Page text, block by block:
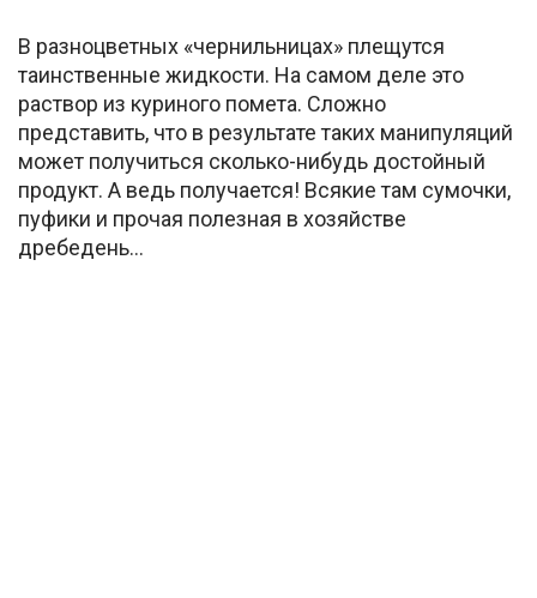
В разноцветных «чернильницах» плещутся
таинственные жидкости. На самом деле это
раствор из куриного помета. Сложно
представить, что в результате таких манипуляций
может получиться сколько-нибудь достойный
продукт. А ведь получается! Всякие там сумочки,
пуфики и прочая полезная в хозяйстве
дребедень…